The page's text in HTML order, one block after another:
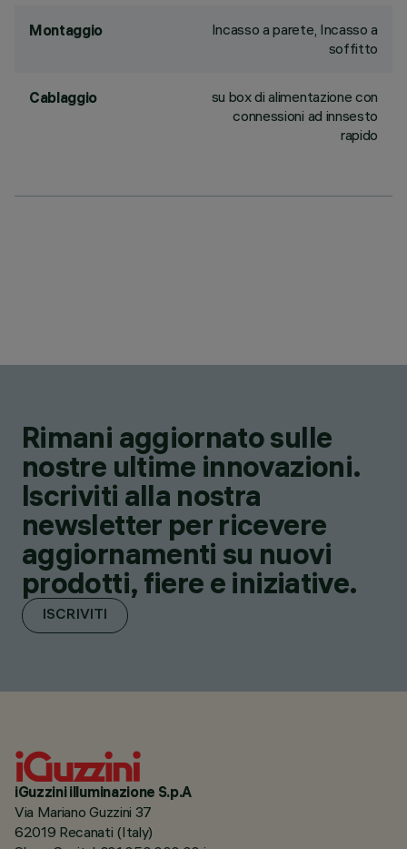
Montaggio
Incasso a parete, Incasso a
soffitto
Cablaggio
su box di alimentazione con
connessioni ad innsesto
rapido
Rimani aggiornato sulle
nostre ultime innovazioni.
Iscriviti alla nostra
newsletter per ricevere
aggiornamenti su nuovi
prodotti, fiere e iniziative.
ISCRIVITI
iGuzzini illuminazione S.p.A
Via Mariano Guzzini 37
62019 Recanati (Italy)